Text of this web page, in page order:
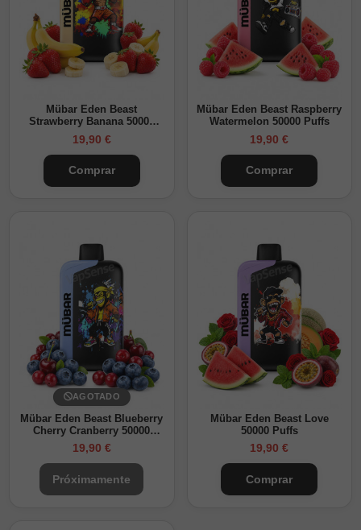
Mübar Eden Beast
Strawberry Banana 50000
Puffs
19,90 €
Comprar
Mübar Eden Beast Raspberry
Watermelon 50000 Puffs
19,90 €
Comprar
AGOTADO
Mübar Eden Beast Blueberry
Cherry Cranberry 50000
Puffs
19,90 €
Próximamente
Mübar Eden Beast Love
50000 Puffs
19,90 €
Comprar